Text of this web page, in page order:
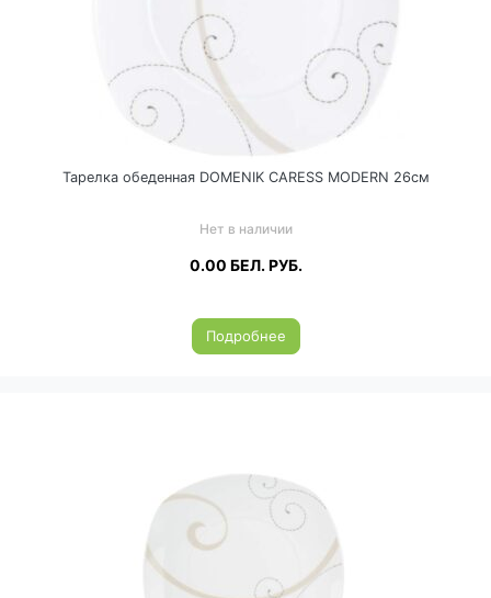
Тарелка обеденная DOMENIK CARESS MODERN 26см
Нет в наличии
0.00 БЕЛ. РУБ.
Подробнее